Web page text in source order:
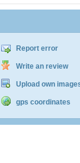
Report error
Write an review
Upload own
gps coordinates